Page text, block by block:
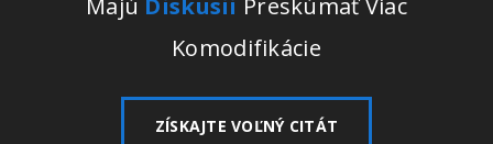
Komodifikácie
ZÍSKAJTE VOĽNÝ CITÁT